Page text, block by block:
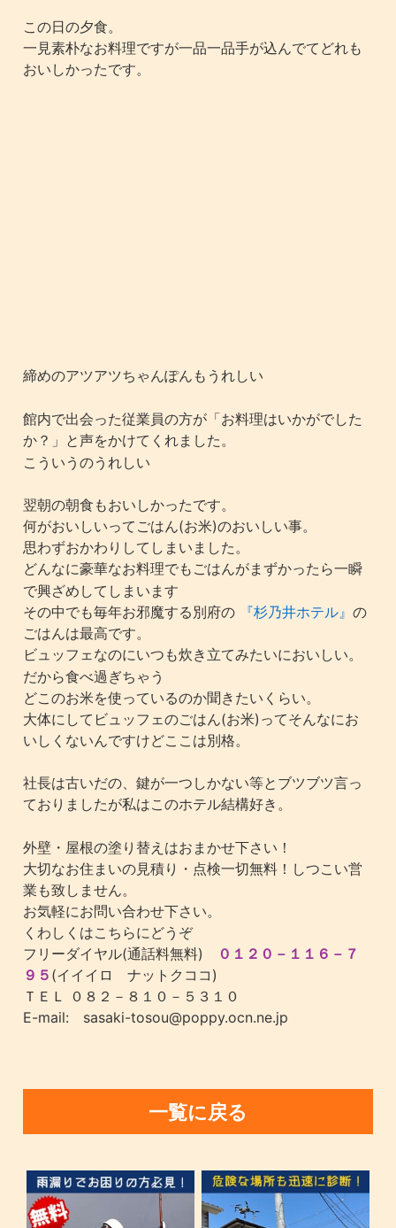
この日の夕食。
一見素朴なお料理ですが一品一品手が込んでてどれも
おいしかったです。
締めのアツアツちゃんぽんもうれしい
館内で出会った従業員の方が「お料理はいかがでした
か？」と声をかけてくれました。
こういうのうれしい
翌朝の朝食もおいしかったです。
何がおいしいってごはん(お米)のおいしい事。
思わずおかわりしてしまいました。
どんなに豪華なお料理でもごはんがまずかったら一瞬
で興ざめしてしまいます
その中でも毎年お邪魔する別府の 『杉乃井ホテル』の
ごはんは最高です。
ビュッフェなのにいつも炊き立てみたいにおいしい。
だから食べ過ぎちゃう
どこのお米を使っているのか聞きたいくらい。
大体にしてビュッフェのごはん(お米)ってそんなにお
いしくないんですけどここは別格。
社長は古いだの、鍵が一つしかない等とブツブツ言っ
ておりましたが私はこのホテル結構好き。
外壁・屋根の塗り替えはおまかせ下さい！
大切なお住まいの見積り・点検一切無料！しつこい営
業も致しません。
お気軽にお問い合わせ下さい。
くわしくはこちらにどうぞ
フリーダイヤル(通話料無料)
０１２０－１１６－７
９５ (イイイロ ナットクココ)
ＴＥＬ ０８２－８１０－５３１０
E-mail: sasaki-tosou@poppy.ocn.ne.jp
一覧に戻る